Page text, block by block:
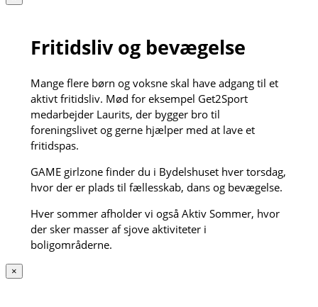
Fritidsliv og bevægelse
Mange flere børn og voksne skal have adgang til et
aktivt fritidsliv. Mød for eksempel Get2Sport
medarbejder Laurits, der bygger bro til
foreningslivet og gerne hjælper med at lave et
fritidspas.
GAME girlzone finder du i Bydelshuset hver torsdag,
hvor der er plads til fællesskab, dans og bevægelse.
Hver sommer afholder vi også Aktiv Sommer, hvor
der sker masser af sjove aktiviteter i
boligområderne.
×